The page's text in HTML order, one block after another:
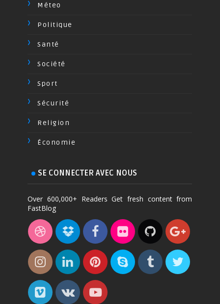
Méteo
Politique
Santé
Société
Sport
Sécurité
Religion
Économie
SE CONNECTER AVEC NOUS
Over 600,000+ Readers Get fresh content from
FastBlog